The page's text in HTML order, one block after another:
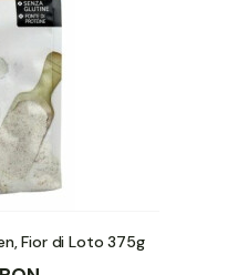
Fior di Loto 375g